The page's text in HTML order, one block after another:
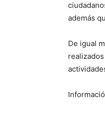
además
De igual